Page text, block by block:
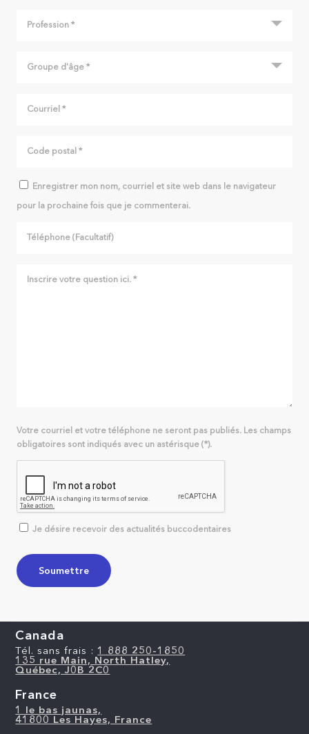
Enregistrer mon nom, courriel et site web dans le navigateur
pour la prochaine fois que je commenterai.
Votre courriel et votre téléphone ne seront pas publiés. Les champs
obligatoires sont indiqués avec un astérisque (*).
Je désire recevoir des actualités buccodentaires
Canada
Tél. sans frais : 1 888 250-1850
135 rue Main, North Hatley,
Québec, J0B 2C0
France
1 le bas jaunas,
41800 Les Hayes, France